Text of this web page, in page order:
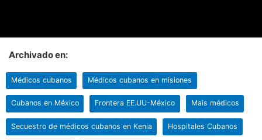
Archivado en:
Médicos cubanos Médicos cubanos en misiones
Cubanos en México Frontera EE.UU-México Mais médicos
Secuestro de médicos cubanos en Kenia Hospitales Cubanos